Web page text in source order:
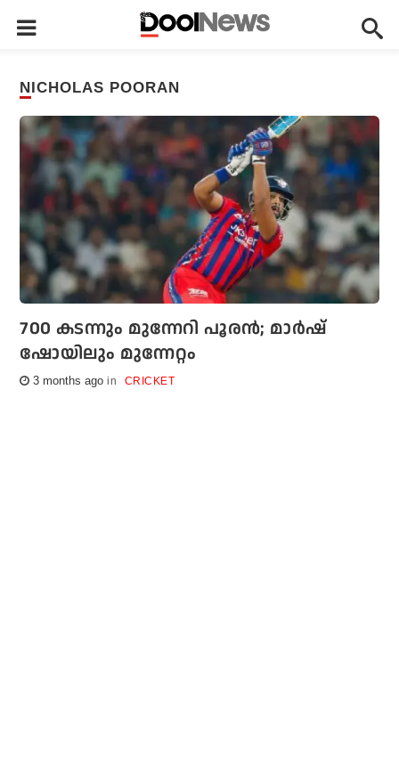
NICHOLAS POORAN
700 കടന്നും മുന്നേറി പൂരന്‍; മാര്‍ഷ്
ഷോയിലും മുന്നേറ്റം
3 months ago CRICKET